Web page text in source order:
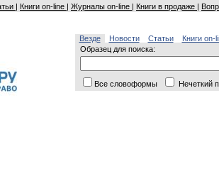
| Книги on-line | Журналы on-line | Книги в продаже |
Везде Новости Статьи
Книги on-
Образец для поиска:
Все словоформы Нечеткий